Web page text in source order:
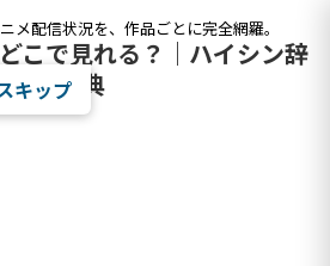
メ配信状況を、作品ごとに完全網羅。
こで見れる？｜ハイシン辞
典
キップ